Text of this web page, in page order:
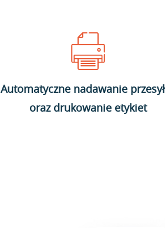
Automatyczne nadawanie
oraz drukowanie etykiet